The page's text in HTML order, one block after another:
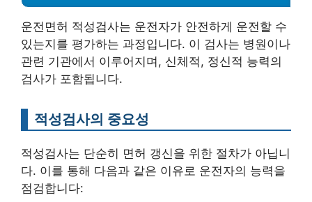
운전면허 적성검사는 운전자가 안전하게 운전할 수
있는지를 평가하는 과정입니다. 이 검사는 병원이나
관련 기관에서 이루어지며, 신체적, 정신적 능력의
검사가 포함됩니다.
적성검사의 중요성
적성검사는 단순히 면허 갱신을 위한 절차가 아닙니
다. 이를 통해 다음과 같은 이유로 운전자의 능력을
점검합니다: